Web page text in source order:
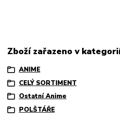
Zboží zařazeno v
ANIME
CELÝ SORTIMENT
Ostatní Anime
POLŠTÁŘE